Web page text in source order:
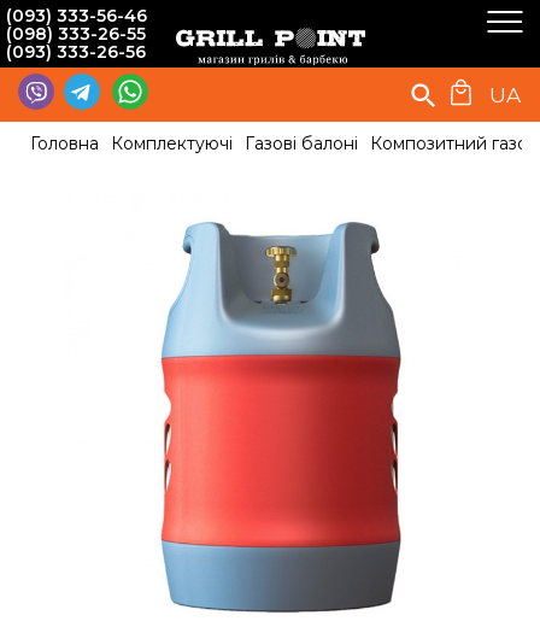
(093) 333-56-46
(098) 333-26-55
(093) 333-26-56
UA
Головна Комплектуючі Газові балоні Композитний